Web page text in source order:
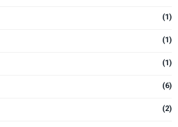
(1)
(1)
(1)
(6)
(2)